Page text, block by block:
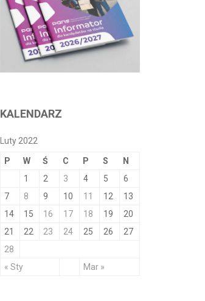
KALENDARZ
Luty 2022
P W Ś C P S N
« Sty Mar »
1 2 3 4 5
6
7
8 9 10 11 12
13
14
15 16 17 18 19
20
21
22 23 24 25 26
27
28